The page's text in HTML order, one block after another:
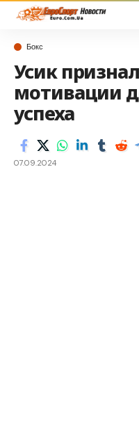
Бокс
Усик
мотивации
успеха
07.09.2024